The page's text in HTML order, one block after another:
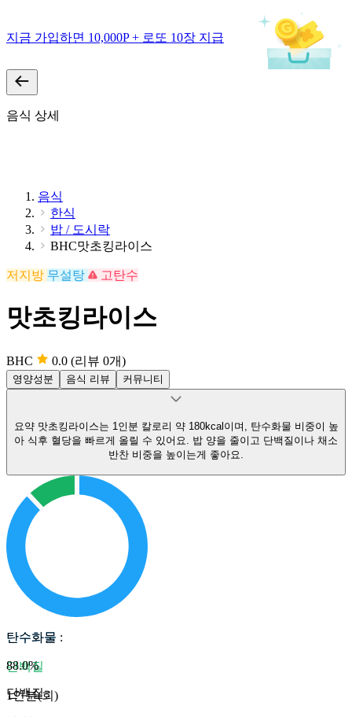
지금 가입하면 10,000P + 로또 10장 지급
음식 상세
음식
한식
밥 / 도시락
BHC맛초킹라이스
저지방 무설탕 고탄수
맛초킹라이스
BHC 0.0 (리뷰 0개)
영양성분 음식 리뷰 커뮤니티
요약 맛초킹라이스는 1인분 칼로리 약 180kcal이며, 탄수화물 비중이 높
아 식후 혈당을 빠르게 올릴 수 있어요. 밥 양을 줄이고 단백질이나 채소
반찬 비중을 높이는게 좋아요.
탄수화물
단백질
1인분(회)
탄수화물 :
88.0%
단백질: